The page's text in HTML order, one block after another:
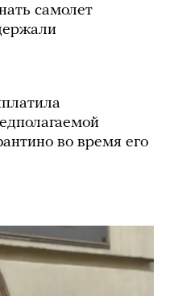
самолет
во время его